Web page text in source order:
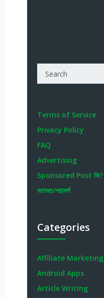
Terms of Service
Privacy Policy
FAQ
Advertising
Sponsored Post কি?
মতামত/পরামর্শ
Categories
Affiliate Marketing
Android Apps
Article Writing